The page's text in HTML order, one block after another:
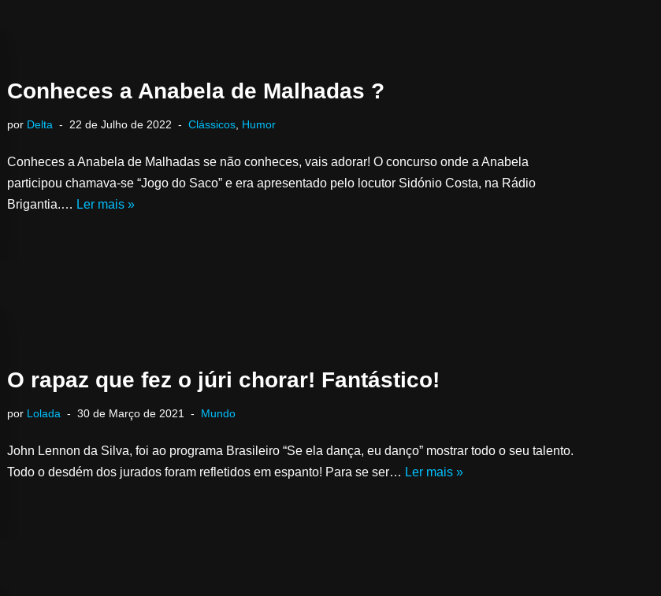
Conheces a Anabela de Malhadas ?
por Delta 22 de Julho de 2022 Clássicos Humor
Conheces a Anabela de Malhadas se não conheces, vais adorar! O concurso onde a Anabela
participou chamava-se “Jogo do Saco” e era apresentado pelo locutor Sidónio Costa, na Rádio
Brigantia.… Ler mais »
O rapaz que fez o júri chorar! Fantástico!
por Lolada 30 de Março de 2021 Mundo
John Lennon da Silva, foi ao programa Brasileiro “Se ela dança, eu danço” mostrar todo o seu talento.
Todo o desdém dos jurados foram refletidos em espanto! Para se ser… Ler mais »